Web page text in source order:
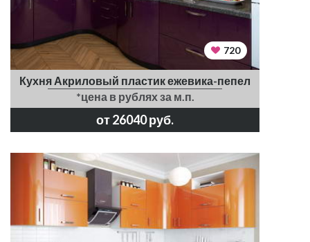
720
Кухня Акриловый пластик ежевика-пепел
*цена в рублях за м.п.
от 26040 руб.